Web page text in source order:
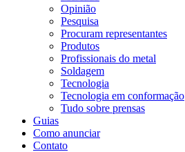
Opinião
Pesquisa
Procuram representantes
Produtos
Profissionais do metal
Soldagem
Tecnologia
Tecnologia em conformação
Tudo sobre prensas
Guias
Como anunciar
Contato